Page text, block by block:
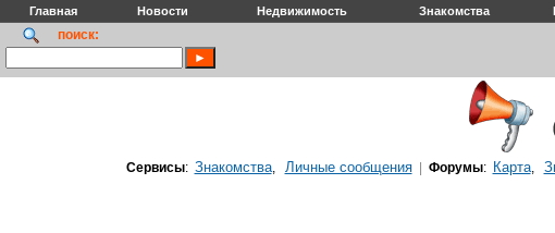
Главная Новости Недвижимость Знакомства
поиск:
Сервисы: Знакомства, Личные сообщения| Форумы: Карта,